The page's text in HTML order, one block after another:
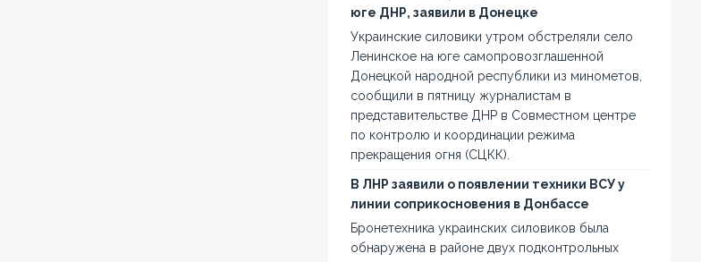
юге ДНР, заявили в Донецке
Украинские силовики утром обстреляли село
Ленинское на юге самопровозглашенной
Донецкой народной республики из минометов,
сообщили в пятницу журналистам в
представительстве ДНР в Совместном центре
по контролю и координации режима
прекращения огня (СЦКК).
В ЛНР заявили о появлении техники ВСУ у
линии соприкосновения в Донбассе
Бронетехника украинских силовиков была
обнаружена в районе двух подконтрольных